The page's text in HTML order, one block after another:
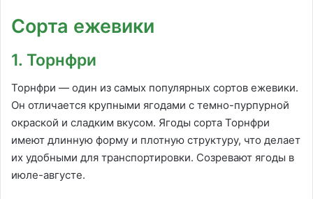
Сорта ежевики
1. Торнфри
Торнфри — один из самых популярных сортов ежевики.
Он отличается крупными ягодами с темно-пурпурной
окраской и сладким вкусом. Ягоды сорта Торнфри
имеют длинную форму и плотную структуру, что делает
их удобными для транспортировки. Созревают ягоды в
июле-августе.